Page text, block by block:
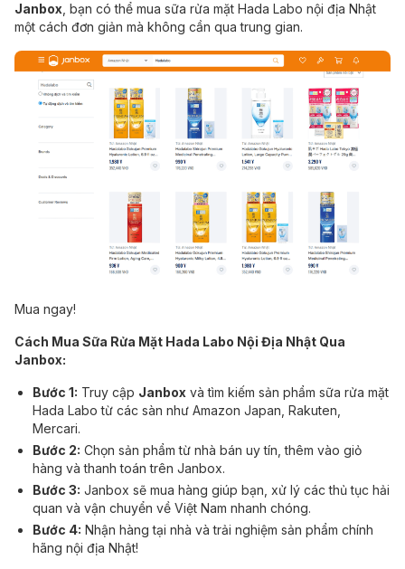
Janbox , bạn có thể mua sữa rửa mặt Hada Labo nội địa Nhật
một cách đơn giản mà không cần qua trung gian.
Mua ngay!
Cách Mua Sữa Rửa Mặt Hada Labo Nội Địa Nhật Qua
Janbox:
Bước 1: Truy cập Janbox và tìm kiếm sản phẩm sữa rửa mặt
Hada Labo từ các sàn như Amazon Japan, Rakuten,
Mercari.
Bước 2: Chọn sản phẩm từ nhà bán uy tín, thêm vào giỏ
hàng và thanh toán trên Janbox.
Bước 3: Janbox sẽ mua hàng giúp bạn, xử lý các thủ tục hải
quan và vận chuyển về Việt Nam nhanh chóng.
Bước 4: Nhận hàng tại nhà và trải nghiệm sản phẩm chính
hãng nội địa Nhật!